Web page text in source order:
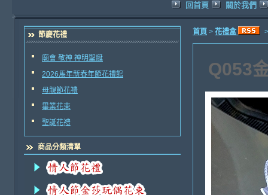
回首頁 關於我們
節慶花禮
廟會 敬神 神明聖誕
2026馬年新春年節花禮館
母親節花禮
畢業花束
聖誕花禮
商品分類清單
首頁 > 花禮盒
Q053